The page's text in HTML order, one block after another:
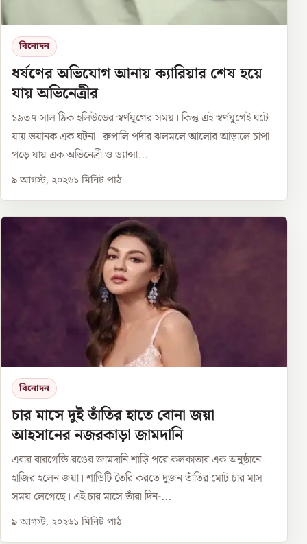
বিনোদন
ধর্ষণের অভিযোগ আনায় ক্যারিয়ার শেষ হয়ে
যায় অভিনেত্রীর
১৯৩৭ সাল ঠিক হলিউডের স্বর্ণযুগের সময়। কিন্তু এই স্বর্ণযুগেই ঘটে
যায় ভয়ানক এক ঘটনা। রুপালি পর্দার ঝলমলে আলোর আড়ালে চাপা
পড়ে যায় এক অভিনেত্রী ও ড্যান্সা...
৯ আগস্ট, ২০২৬১ মিনিট পাঠ
বিনোদন
চার মাসে দুই তাঁতির হাতে বোনা জয়া
আহসানের নজরকাড়া জামদানি
এবার বারগেন্ডি রঙের জামদানি শাড়ি পরে কলকাতার এক অনুষ্ঠানে
হাজির হলেন জয়া। শাড়িটি তৈরি করতে দুজন তাঁতির মোট চার মাস
সময় লেগেছে। এই চার মাসে তাঁরা দিন-...
৯ আগস্ট, ২০২৬১ মিনিট পাঠ